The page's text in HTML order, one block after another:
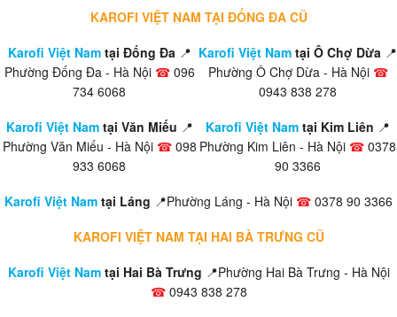
KAROFI VIỆT NAM TẠI ĐỐNG ĐA CŨ
Karofi Việt Namtại Đống Đa 📍
Phường Đống Đa - Hà Nội ☎096
734 6068
Karofi Việt Nam tại Ô Chợ Dừa 📍
Phường Ô Chợ Dừa - Hà Nội ☎
0943 838 278
Karofi Việt Namtại Văn Miếu 📍
Phường Văn Miếu - Hà Nội ☎098
933 6068
Karofi Việt Nam tại Kim Liên 📍
Phường Kim Liên - Hà Nội ☎ 0378
90 3366
Karofi Việt Nam tại Láng 📍Phường Láng - Hà Nội ☎ 0378 90 3366
KAROFI VIỆT NAM TẠI HAI BÀ TRƯNG CŨ
Karofi Việt Namtại Hai Bà Trưng 📍Phường Hai Bà Trưng - Hà Nội
☎0943 838 278